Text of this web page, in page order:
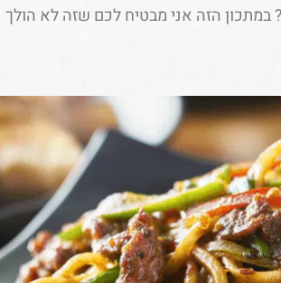
הזה אני מבטיח לכם שזה לא הולך